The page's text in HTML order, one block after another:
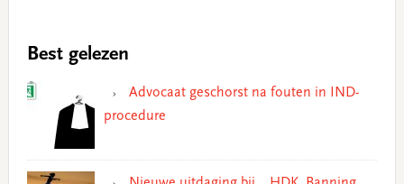
Best gelezen
Advocaat geschorst na fouten in IND-
procedure